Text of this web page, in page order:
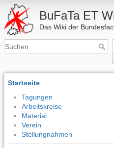
BuFaTa ET
Das Wiki der
Startseite
Tagungen
Arbeitskreise
Material
Verein
Stellungnahmen